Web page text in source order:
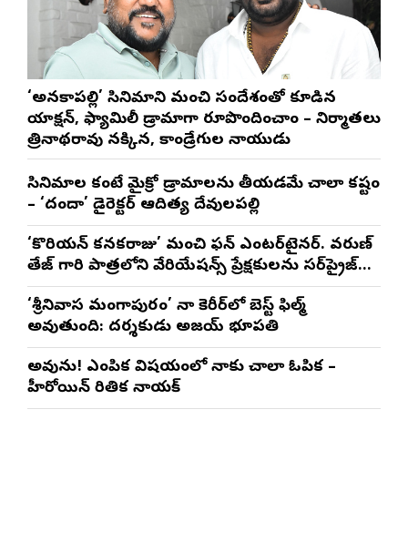
‘అనకాపల్లి’ సినిమాని మంచి సందేశంతో కూడిన
యాక్షన్, ఫ్యామిలీ డ్రామాగా రూపొందించాం – నిర్మాతలు
త్రినాథరావు నక్కిన, కాండ్రేగుల నాయుడు
సినిమాల కంటే మైక్రో డ్రామాలను తీయడమే చాలా కష్టం
– ‘దందా’ డైరెక్ట‌ర్ ఆదిత్య దేవులపల్లి
‘కొరియన్ కనకరాజు’ మంచి ఫన్ ఎంటర్‌టైనర్. వరుణ్
తేజ్ గారి పాత్రలోని వేరియేషన్స్ ప్రేక్షకులను సర్‌ప్రైజ్
చేస్తాయి : దర్శకుడు మేర్లపాక గాంధీ
‘శ్రీనివాస మంగాపురం’ నా కెరీర్‌లో బెస్ట్ ఫిల్మ్
అవుతుంది: దర్శకుడు అజయ్ భూపతి
అవును! ఎంపిక విషయంలో నాకు చాలా ఓపిక –
హీరోయిన్ రితిక నాయక్